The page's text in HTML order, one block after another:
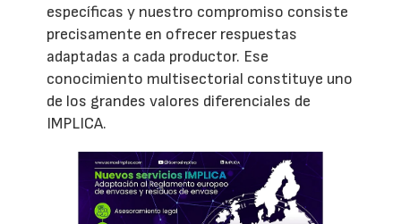
específicas y nuestro compromiso consiste
precisamente en ofrecer respuestas
adaptadas a cada productor. Ese
conocimiento multisectorial constituye uno
de los grandes valores diferenciales de
IMPLICA.